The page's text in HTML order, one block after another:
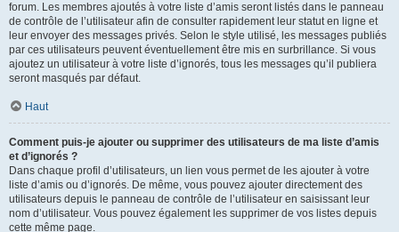
forum. Les membres ajoutés à votre liste d’amis seront listés dans le panneau
de contrôle de l’utilisateur afin de consulter rapidement leur statut en ligne et
leur envoyer des messages privés. Selon le style utilisé, les messages publiés
par ces utilisateurs peuvent éventuellement être mis en surbrillance. Si vous
ajoutez un utilisateur à votre liste d’ignorés, tous les messages qu’il publiera
seront masqués par défaut.
Haut
Comment puis-je ajouter ou supprimer des utilisateurs de ma liste d’amis
et d’ignorés ?
Dans chaque profil d’utilisateurs, un lien vous permet de les ajouter à votre
liste d’amis ou d’ignorés. De même, vous pouvez ajouter directement des
utilisateurs depuis le panneau de contrôle de l’utilisateur en saisissant leur
nom d’utilisateur. Vous pouvez également les supprimer de vos listes depuis
cette même page.